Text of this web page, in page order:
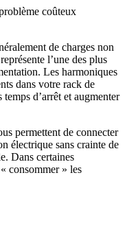
coûteux
de charges non
l’une des plus
Les harmoniques
dans votre rack de
d’arrêt et augmenter
permettent de connecter
électrique sans crainte de
Dans certaines
consommer » les